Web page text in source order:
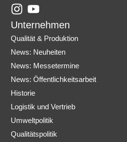
I
n
s
t
a
g
r
a
m
Y
o
u
t
u
b
e
Unternehmen
Qualität & Produktion
News: Neuheiten
News: Messetermine
News: Öffentlichkeitsarbeit
Historie
Logistik und Vertrieb
Umweltpolitik
Qualitätspolitik